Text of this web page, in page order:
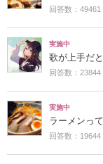
回答数：49461
実施中
歌が上手だ
回答数：23844
実施中
ラーメンっ
回答数：19644